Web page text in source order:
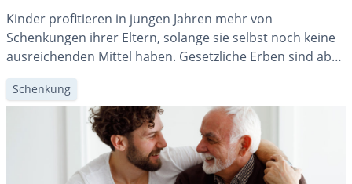
Kinder profitieren in jungen Jahren mehr von
Schenkungen ihrer Eltern, solange sie selbst noch keine
ausreichenden Mittel haben. Gesetzliche Erben sind aber
bei der Erbteilung ausgleichungspflichtig. Auch die
gemischte Schenkung ist zu beachten.
Schenkung